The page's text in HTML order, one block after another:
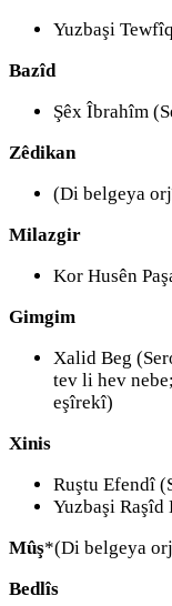
Yuzbaşi
Bazîd
Şêx Îbrahîm
Zêdikan
(Di belgeya
Milazgir
Kor Husên
Gimgim
Xalid Beg
tev li hev
eşîrekî)
Xinis
Ruştu Efendî
Yuzbaşi Raşîd
Mûş*(Di belgeya
Bedlîs